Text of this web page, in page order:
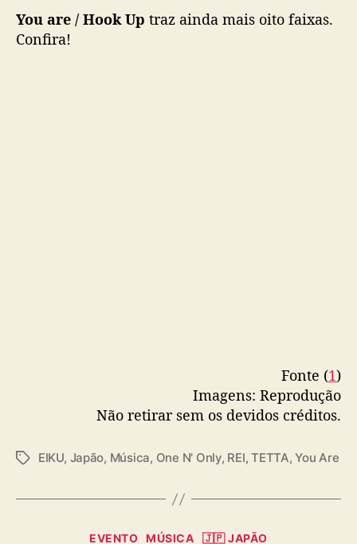
You are / Hook Up traz ainda mais oito faixas.
Confira!
Fonte (1)
Imagens: Reprodução
Não retirar sem os devidos créditos.
T
EIKU, Japão, Música, One N' Only, REI,TETTA,You Are
C
EVENTO MÚSICA 🇯🇵 JAPÃO